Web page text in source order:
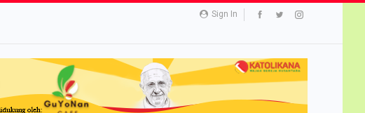
Sign In